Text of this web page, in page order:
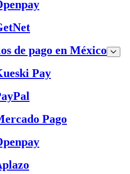
de pago en México
Pay
Pago